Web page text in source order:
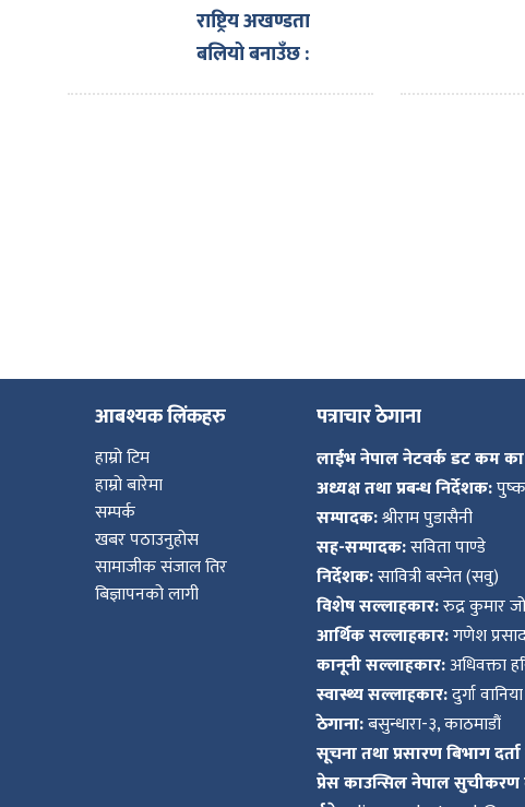
राष्ट्रिय अखण्डता
बलियो बनाउँछ :
राष्ट्रपति
आबश्यक लिंकहरु
हाम्रो टिम
हाम्रो बारेमा
सम्पर्क
खबर पठाउनुहोस
सामाजीक संजाल तिर
बिज्ञापनको लागी
पत्राचार ठेगाना
लाईभ नेपाल नेटवर्क डट कम
अध्यक्ष तथा प्रबन्ध निर्देशक:
सम्पादक:श्रीराम पुडासैनी
सह-सम्पादक:सविता पाण्डे
निर्देशक:सावित्री बस्नेत (सवु)
विशेष सल्लाहकार:रुद्र कुमार
आर्थिक सल्लाहकार:गणेश
कानूनी सल्लाहकार:अधिवक्ता
स्वास्थ्य सल्लाहकार:दुर्गा वानिया
ठेगाना:बसुन्धारा-३, काठमाडौं
सूचना तथा प्रसारण बिभाग
प्रेस काउन्सिल नेपाल सुचीकरण